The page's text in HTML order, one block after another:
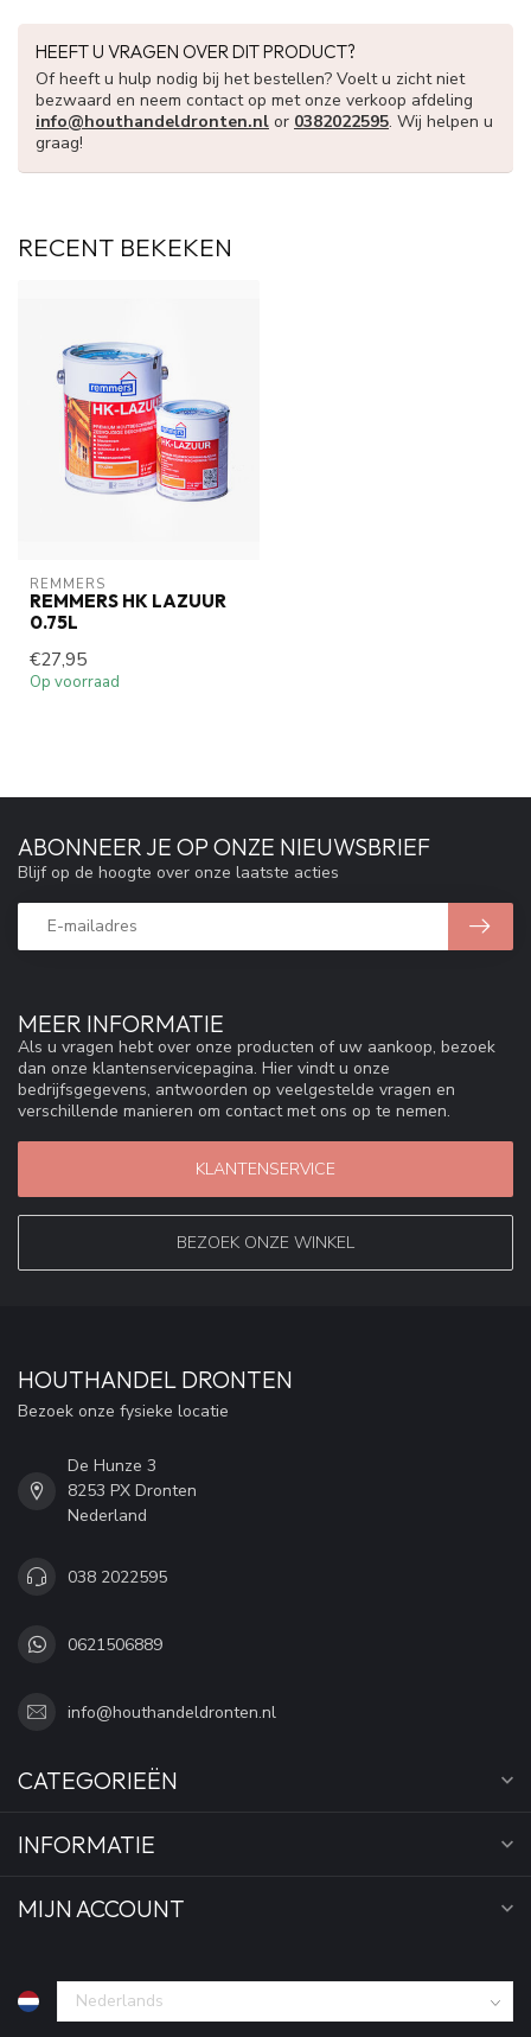
HEEFT U VRAGEN OVER DIT PRODUCT?
Of heeft u hulp nodig bij het bestellen? Voelt u zicht niet
bezwaard en neem contact op met onze verkoop afdeling
info@houthandeldronten.nl or 0382022595. Wij helpen u
graag!
RECENT BEKEKEN
REMMERS
REMMERS HK LAZUUR
0.75L
€27,95
Op voorraad
MEER INFORMATIE
Als u vragen hebt over onze producten of uw aankoop, bezoek
dan onze klantenservicepagina. Hier vindt u onze
bedrijfsgegevens, antwoorden op veelgestelde vragen en
verschillende manieren om contact met ons op te nemen.
KLANTENSERVICE
BEZOEK ONZE WINKEL
ABONNEER JE OP ONZE NIEUWSBRIEF
Blijf op de hoogte over onze laatste acties
HOUTHANDEL DRONTEN
Bezoek onze fysieke locatie
De Hunze 3
8253 PX Dronten
Nederland
038 2022595
0621506889
info@houthandeldronten.nl
CATEGORIEËN
INFORMATIE
MIJN ACCOUNT